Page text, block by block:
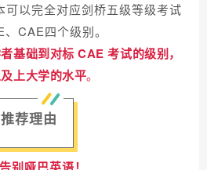
可以完全对应剑桥五级等级考试
CAE四个级别。
基础到对标 CAE 考试的级别，
上大学的水平。
推荐理由